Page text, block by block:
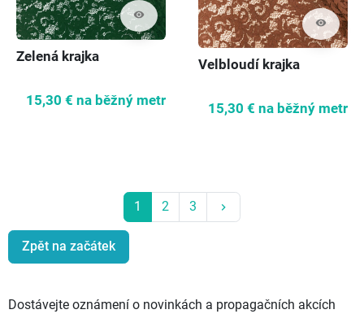
visibility
Zelená krajka
15,30 € na běžný metr
visibility
Velbloudí krajka
15,30 € na běžný metr
1 2 3 keyboard_arrow_right
Zpět na začátek
Dostávejte oznámení o novinkách a propagačních akcích